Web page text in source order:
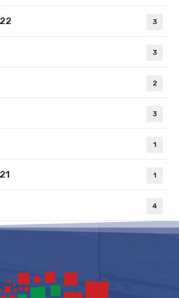
3
3
2
3
1
1
4